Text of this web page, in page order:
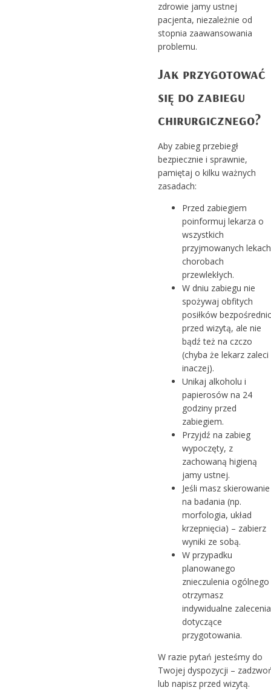
zdrowie jamy ustnej
pacjenta, niezależnie od
stopnia zaawansowania
problemu.
Jak przygotować
się do zabiegu
chirurgicznego?
Aby zabieg przebiegł
bezpiecznie i sprawnie,
pamiętaj o kilku ważnych
zasadach:
Przed zabiegiem
poinformuj lekarza o
wszystkich
przyjmowanych
chorobach
przewlekłych.
W dniu zabiegu nie
spożywaj obfitych
posiłków
przed wizytą, ale nie
bądź też na czczo
(chyba że lekarz zaleci
inaczej).
Unikaj alkoholu i
papierosów na 24
godziny przed
zabiegiem.
Przyjdź na zabieg
wypoczęty, z
zachowaną higieną
jamy ustnej.
Jeśli masz skierowanie
na badania (np.
morfologia, układ
krzepnięcia) – zabierz
wyniki ze sobą.
W przypadku
planowanego
znieczulenia ogólnego
otrzymasz
indywidualne zalecenia
dotyczące
przygotowania.
W razie pytań jesteśmy do
Twojej dyspozycji –
lub napisz przed wizytą.